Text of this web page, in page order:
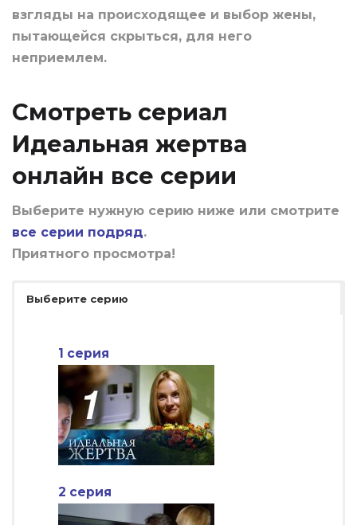
взгляды на происходящее и выбор жены,
пытающейся скрыться, для него
неприемлем.
Смотреть сериал
Идеальная жертва
онлайн все серии
Выберите нужную серию ниже или смотрите
все серии подряд.
Приятного просмотра!
Выберите серию
1 серия
2 серия